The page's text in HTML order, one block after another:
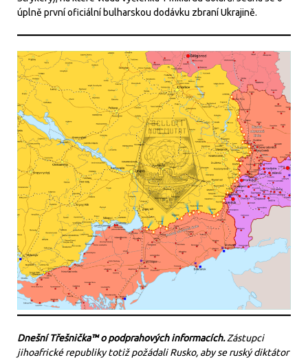
úplně první oficiální bulharskou dodávku zbraní Ukrajině.
Dnešní Třešnička™ o podprahových informacích.Zástupci
jihoafrické republiky totiž požádali Rusko, aby se ruský diktátor